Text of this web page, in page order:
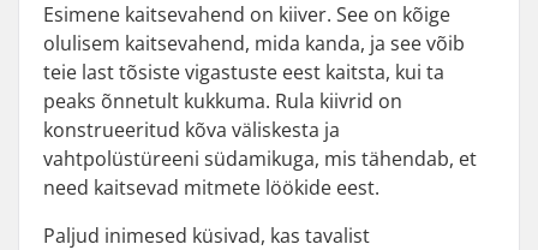
Esimene kaitsevahend on kiiver. See on kõige
olulisem kaitsevahend, mida kanda, ja see võib
teie last tõsiste vigastuste eest kaitsta, kui ta
peaks õnnetult kukkuma. Rula kiivrid on
konstrueeritud kõva väliskesta ja
vahtpolüstüreeni südamikuga, mis tähendab, et
need kaitsevad mitmete löökide eest.
Paljud inimesed küsivad, kas tavalist